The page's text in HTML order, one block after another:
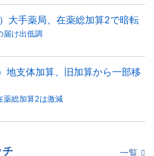
大手薬局、在薬総加算2で暗転
届け出低調
地支体加算、旧加算から一部移
薬総加算2は激減
チ 一覧